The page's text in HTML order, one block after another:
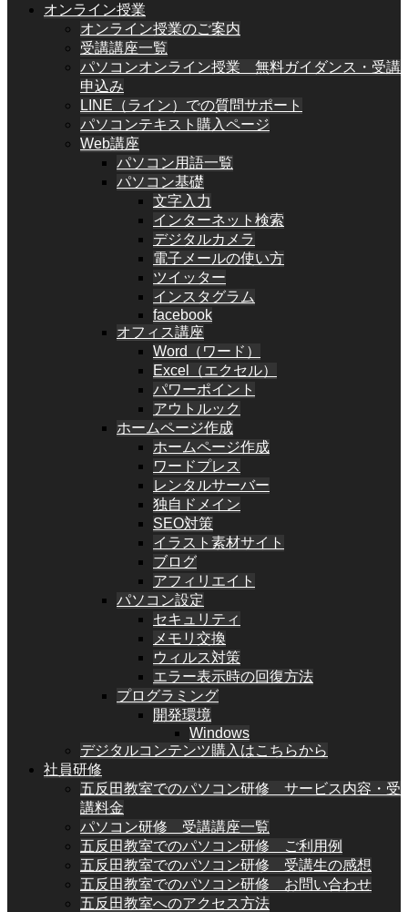
オンライン授業
オンライン授業のご案内
受講講座一覧
パソコンオンライン授業 無料ガイダンス・受講
申込み
LINE（ライン）での質問サポート
パソコンテキスト購入ページ
Web講座
パソコン用語一覧
パソコン基礎
文字入力
インターネット検索
デジタルカメラ
電子メールの使い方
ツイッター
インスタグラム
facebook
オフィス講座
Word（ワード）
Excel（エクセル）
パワーポイント
アウトルック
ホームページ作成
ホームページ作成
ワードプレス
レンタルサーバー
独自ドメイン
SEO対策
イラスト素材サイト
ブログ
アフィリエイト
パソコン設定
セキュリティ
メモリ交換
ウィルス対策
エラー表示時の回復方法
プログラミング
開発環境
Windows
デジタルコンテンツ購入はこちらから
社員研修
五反田教室でのパソコン研修 サービス内容・受
講料金
パソコン研修 受講講座一覧
五反田教室でのパソコン研修 ご利用例
五反田教室でのパソコン研修 受講生の感想
五反田教室でのパソコン研修 お問い合わせ
五反田教室へのアクセス方法